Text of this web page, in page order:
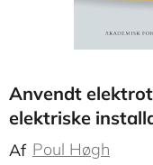
Anvendt
elektriske
Af Poul Høgh